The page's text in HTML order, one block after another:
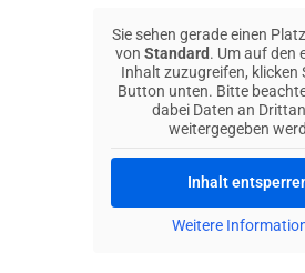
Sie sehen gerade einen
von Standard . Um auf den
Inhalt zuzugreifen, klicken
Button unten. Bitte
dabei Daten an
weitergegeben
Inhalt
Weitere